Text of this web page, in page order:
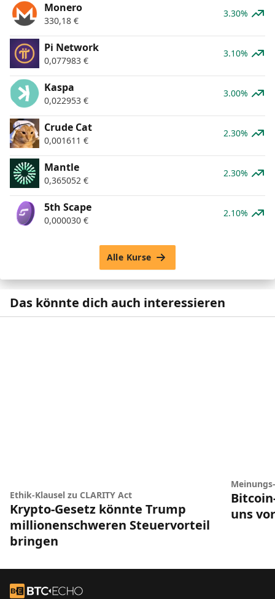
Monero
330,18 €
3.30%
Pi Network
0,077983 €
3.10%
Kaspa
0,022953 €
3.00%
Crude Cat
0,001611 €
2.30%
Mantle
0,365052 €
2.30%
5th Scape
0,000030 €
2.10%
Alle Kurse
Das könnte dich auch interessieren
Ethik-Klausel zu CLARITY Act
Krypto-Gesetz könnte Trump
millionenschweren Steuervorteil
bringen
uns
Zur Startseite